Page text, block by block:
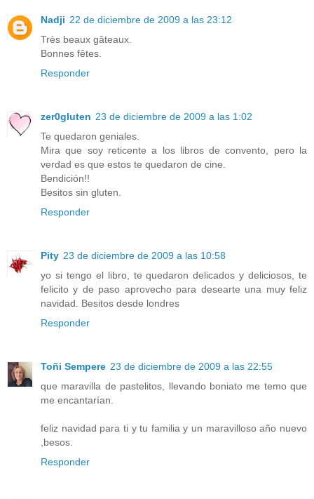
Nadji 22 de diciembre de 2009 a las 23:12
Très beaux gâteaux.
Bonnes fêtes.
Responder
zer0gluten 23 de diciembre de 2009 a las 1:02
Te quedaron geniales.
Mira que soy reticente a los libros de convento, pero la
verdad es que estos te quedaron de cine.
Bendición!!
Besitos sin gluten.
Responder
Pity 23 de diciembre de 2009 a las 10:58
yo si tengo el libro, te quedaron delicados y deliciosos, te
felicito y de paso aprovecho para desearte una muy feliz
navidad. Besitos desde londres
Responder
Toñi Sempere 23 de diciembre de 2009 a las 22:55
que maravilla de pastelitos, llevando boniato me temo que
me encantarían.
feliz navidad para ti y tu familia y un maravilloso año nuevo
,besos.
Responder